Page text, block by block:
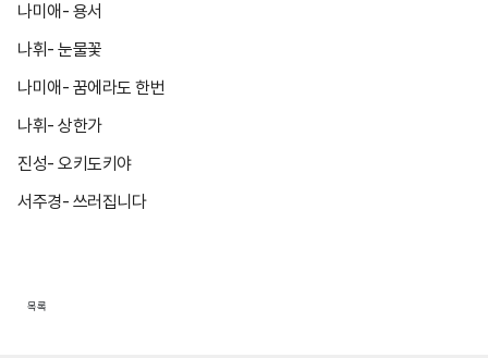
나미애- 용서
나휘- 눈물꽃
나미애- 꿈에라도 한번
나휘- 상한가
진성- 오키도키야
서주경- 쓰러집니다
목록